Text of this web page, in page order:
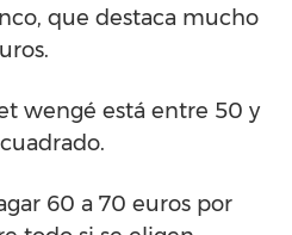
que destaca mucho
wengé está entre 50 y
60 a 70 euros por